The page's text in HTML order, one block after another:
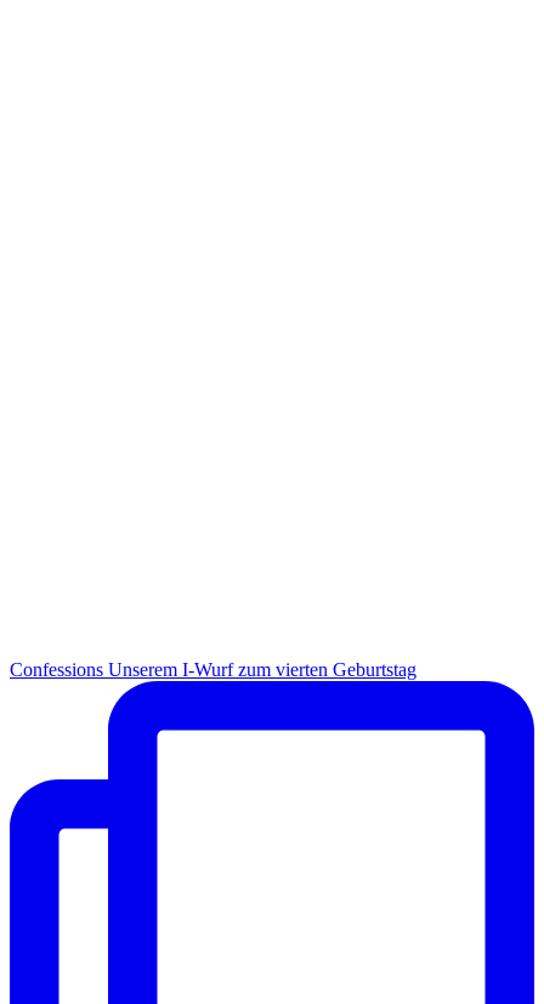
Con­fes­si­ons Unse­rem I-Wurf zum vier­ten Geburtstag